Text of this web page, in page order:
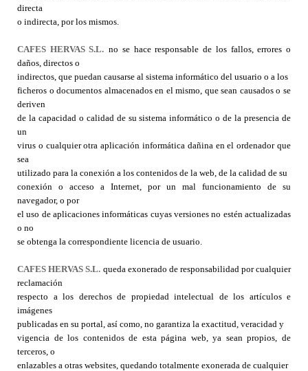
directa
o indirecta, por los mismos.
CAFES HERVAS S.L. no se hace responsable de los fallos, errores o
daños, directos o
indirectos, que puedan causarse al sistema informático del usuario o a los
ficheros o documentos almacenados en el mismo, que sean causados o se
deriven
de la capacidad o calidad de su sistema informático o de la presencia de
un
virus o cualquier otra aplicación informática dañina en el ordenador que
sea
utilizado para la conexión a los contenidos de la web, de la calidad de su
conexión o acceso a Internet, por un mal funcionamiento de su
navegador, o por
el uso de aplicaciones informáticas cuyas versiones no estén actualizadas
o no
se obtenga la correspondiente licencia de usuario.
CAFES HERVAS S.L. queda exonerado de responsabilidad por cualquier
reclamación
respecto a los derechos de propiedad intelectual de los artículos e
imágenes
publicadas en su portal, así como, no garantiza la exactitud, veracidad y
vigencia de los contenidos de esta página web, ya sean propios, de
terceros, o
enlazables a otras websites, quedando totalmente exonerada de cualquier